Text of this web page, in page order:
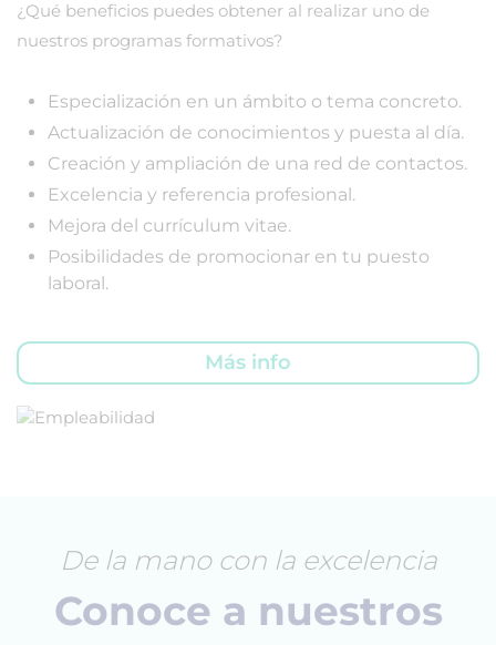
¿Qué beneficios puedes obtener al realizar uno de
nuestros programas formativos?
Especialización en un ámbito o tema concreto.
Actualización de conocimientos y puesta al día.
Creación y ampliación de una red de contactos.
Excelencia y referencia profesional.
Mejora del currículum vitae.
Posibilidades de promocionar en tu puesto
laboral.
Más info
De la mano con la excelencia
Conoce a nuestros